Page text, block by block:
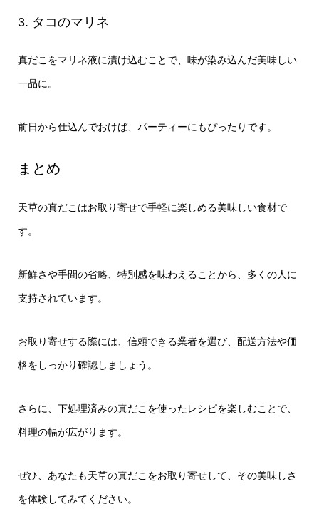
3. タコのマリネ
真だこをマリネ液に漬け込むことで、味が染み込んだ美味しい
一品に。
前日から仕込んでおけば、パーティーにもぴったりです。
まとめ
天草の真だこはお取り寄せで手軽に楽しめる美味しい食材で
す。
新鮮さや手間の省略、特別感を味わえることから、多くの人に
支持されています。
お取り寄せする際には、信頼できる業者を選び、配送方法や価
格をしっかり確認しましょう。
さらに、下処理済みの真だこを使ったレシピを楽しむことで、
料理の幅が広がります。
ぜひ、あなたも天草の真だこをお取り寄せして、その美味しさ
を体験してみてください。